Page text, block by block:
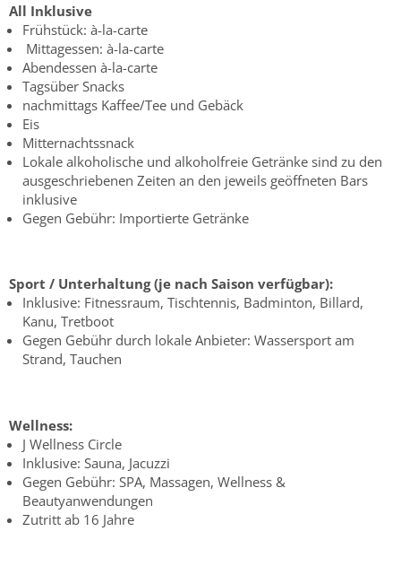
All Inklusive
Frühstück: à-la-carte
Mittagessen: à-la-carte
Abendessen à-la-carte
Tagsüber Snacks
nachmittags Kaffee/Tee und Gebäck
Eis
Mitternachtssnack
Lokale alkoholische und alkoholfreie Getränke sind zu den
ausgeschriebenen Zeiten an den jeweils geöffneten Bars
inklusive
Gegen Gebühr: Importierte Getränke
Sport / Unterhaltung (je nach Saison verfügbar):
Inklusive: Fitnessraum, Tischtennis, Badminton, Billard,
Kanu, Tretboot
Gegen Gebühr durch lokale Anbieter: Wassersport am
Strand, Tauchen
Wellness:
J Wellness Circle
Inklusive: Sauna, Jacuzzi
Gegen Gebühr: SPA, Massagen, Wellness &
Beautyanwendungen
Zutritt ab 16 Jahre